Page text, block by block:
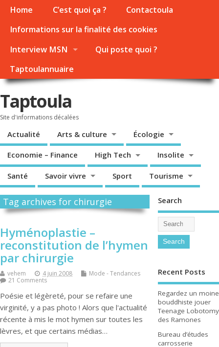
Home C’est quoi ça ?
Contactoula
Informations sur la finalité des cookies
Interview MSN
Qui poste quoi ?
Taptoulannuaire
Taptoula
Site d'informations décalées
Actualité Arts & culture Écologie
Economie – Finance High Tech Insolite
Santé Savoir vivre Sport Tourisme
Tag archives for chirurgie
Hyménoplastie –
reconstitution de l’hymen
par chirurgie
vehem 4 juin 2008
Mode - Tendances
21 Comments
Poésie et légèreté, pour se refaire une
virginité, y a pas photo ! Alors que l'actualité
récente à mis le mot hymen sur toutes les
lèvres, et que certains médias…
Search
Recent Posts
Regardez un moine
bouddhiste jouer
Teenage Lobotomy
des Ramones
Bureau d’études
carrosserie